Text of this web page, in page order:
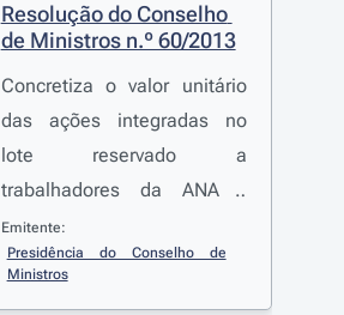
Resolução do Conselho
de Ministros n.º 60/2013
Concretiza o valor unitário
das ações integradas no
lote reservado a
trabalhadores da ANA -
Aeroportos de Portugal,
S.A., nos termos do n.º 1 da
Emitente:
Presidência do Conselho de
Ministros